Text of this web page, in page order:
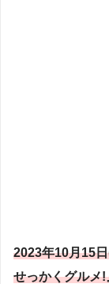
2023年10月15
せっかくグルメ